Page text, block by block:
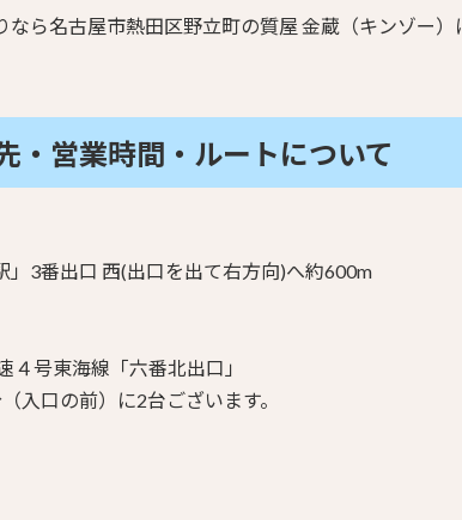
なら名古屋市熱田区野立町の質屋 金蔵（キンゾー
・営業時間・ ルートについて
」3番出口 西(出口を出て右方向)へ約600m
４号東海線「六番北出口」
入口の前）に2台ございます。